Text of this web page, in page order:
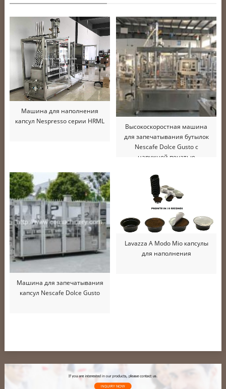
Машина для наполнения
капсул Nespresso серии HRML
Высокоскоростная машина
для запечатывания бутылок
Nescafe Dolce Gusto с
наружной печатью
Машина для запечатывания
капсул Nescafe Dolce Gusto
Lavazza A Modo Mio капсулы
для наполнения